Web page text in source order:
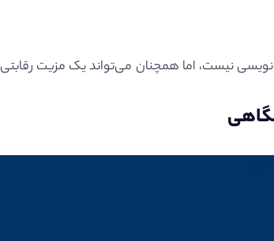
نیست، اما همچنان می‌تواند یک مزیت